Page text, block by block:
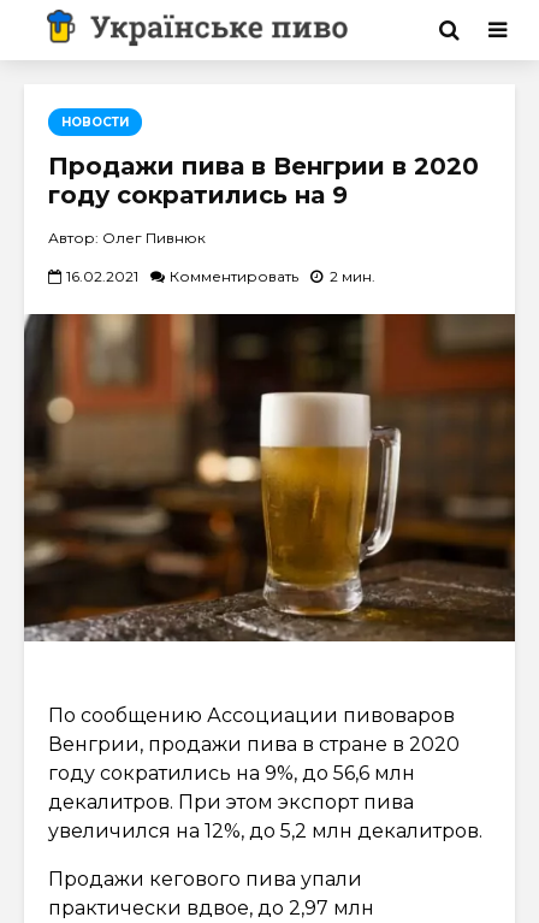
НОВОСТИ
Продажи пива в Венгрии в 2020
году сократились на 9
Автор: Олег Пивнюк
16.02.2021 Комментировать 2 мин.
По сообщению Ассоциации пивоваров
Венгрии, продажи пива в стране в 2020
году сократились на 9%, до 56,6 млн
декалитров. При этом экспорт пива
увеличился на 12%, до 5,2 млн декалитров.
Продажи кегового пива упали
практически вдвое, до 2,97 млн